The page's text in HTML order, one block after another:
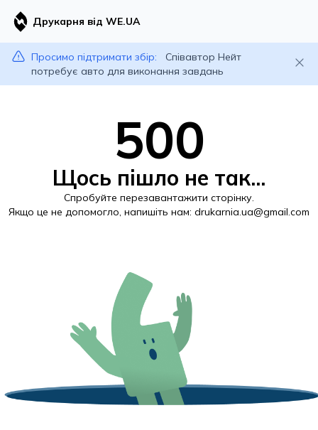
Друкарня від WE.UA
Просимо підтримати збір:
Співавтор Нейт
потребує авто для виконання завдань
500
Щось пішло не так...
Спробуйте перезавантажити сторінку.
Якщо це не допомогло, напишіть нам: drukarnia.ua@gmail.com